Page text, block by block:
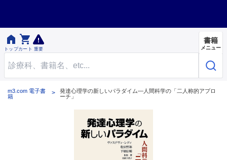

トップ

カート 重要
書籍
メニュー
m3.com 電子書
籍
発達心理学の新しいパラダイム―人間科学の「二人称的アプロ
ーチ」